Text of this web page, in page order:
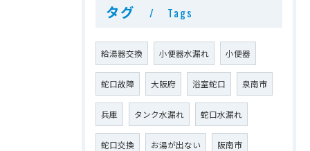
タグ Tags
給湯器交換 小便器水漏れ 小便器
蛇口故障 大阪府 浴室蛇口 泉南市
兵庫 タンク水漏れ 蛇口水漏れ
蛇口交換 お湯が出ない 阪南市